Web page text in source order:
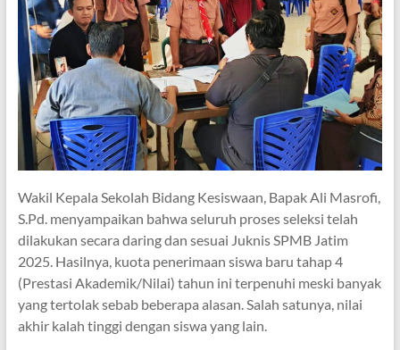
Wakil Kepala Sekolah Bidang Kesiswaan, Bapak Ali Masrofi,
S.Pd. menyampaikan bahwa seluruh proses seleksi telah
dilakukan secara daring dan sesuai Juknis SPMB Jatim
2025. Hasilnya, kuota penerimaan siswa baru tahap 4
(Prestasi Akademik/Nilai) tahun ini terpenuhi meski banyak
yang tertolak sebab beberapa alasan. Salah satunya, nilai
akhir kalah tinggi dengan siswa yang lain.